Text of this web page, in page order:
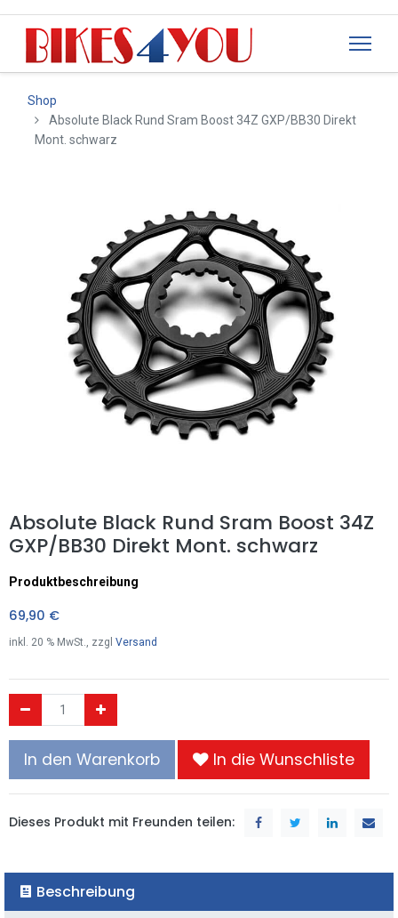
Shop
Absolute Black Rund Sram Boost 34Z GXP/BB30 Direkt
Mont. schwarz
Absolute Black Rund Sram Boost 34Z
GXP/BB30 Direkt Mont. schwarz
Produktbeschreibung
69,90 €
inkl. 20 % MwSt., zzgl Versand
In den Warenkorb In die Wunschliste
Dieses Produkt mit Freunden teilen:
Beschreibung